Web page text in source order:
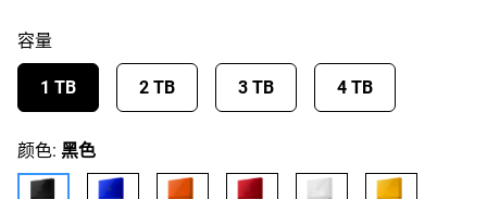
容量
1 TB 2 TB 3 TB 4 TB
颜色: 黑色